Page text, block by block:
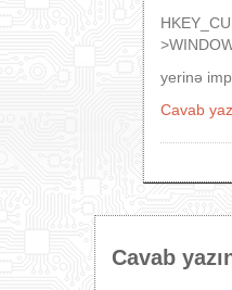
yerinə
Cavab
Cavab